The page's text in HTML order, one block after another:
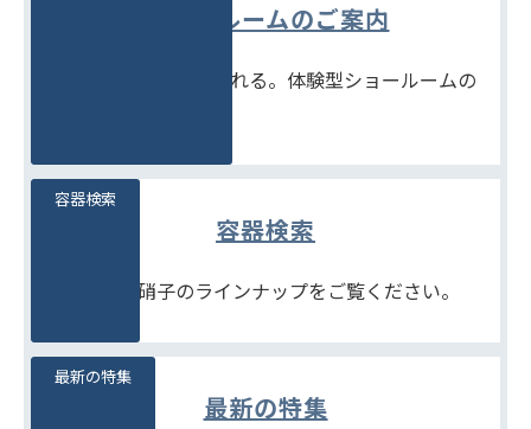
ショールームのご案内
見て、触れて、比べられる。体験型ショールームの
容器検索
豊富な石堂硝子のラインナップをご覧ください。
容器検索
最新の特集
最新の特集